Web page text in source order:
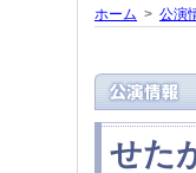
ホーム > 公演
せた